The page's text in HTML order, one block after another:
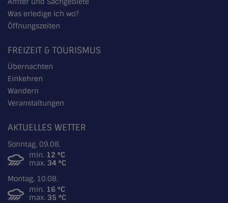
Ämter und Sachgebiete
Was erledige ich wo?
Öffnungszeiten
FREIZEIT & TOURISMUS
Übernachten
Einkehren
Wandern
Veranstaltungen
AKTUELLES WETTER
Sonntag, 09.08.
min. 12 °C
max. 34 °C
Montag, 10.08.
min. 16 °C
max. 35 °C